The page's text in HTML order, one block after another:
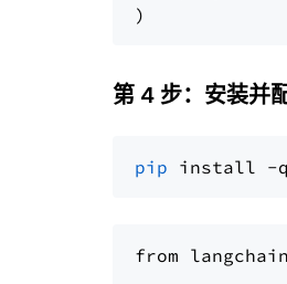
第 4 步：安装并
pip
from